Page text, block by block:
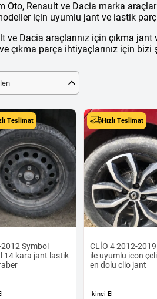
Oto, Renault ve Dacia marka
için uyumlu jant ve lastik
ve Dacia araçlarınız için çıkma
çıkma parça ihtiyaçlarınız için bizi
Teslimat
Symbol
14 kara jant lastik
Hızlı Teslimat
CLİO 4 2012-2019
ile uyumlu icon
en dolu clio jant
İkinci El